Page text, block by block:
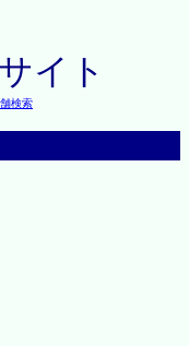
イト
検索